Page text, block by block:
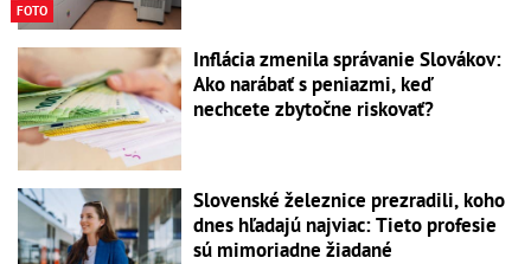
FOTO
Inflácia zmenila správanie Slovákov:
Ako narábať s peniazmi, keď
nechcete zbytočne riskovať?
Slovenské železnice prezradili, koho
dnes hľadajú najviac: Tieto profesie
sú mimoriadne žiadané